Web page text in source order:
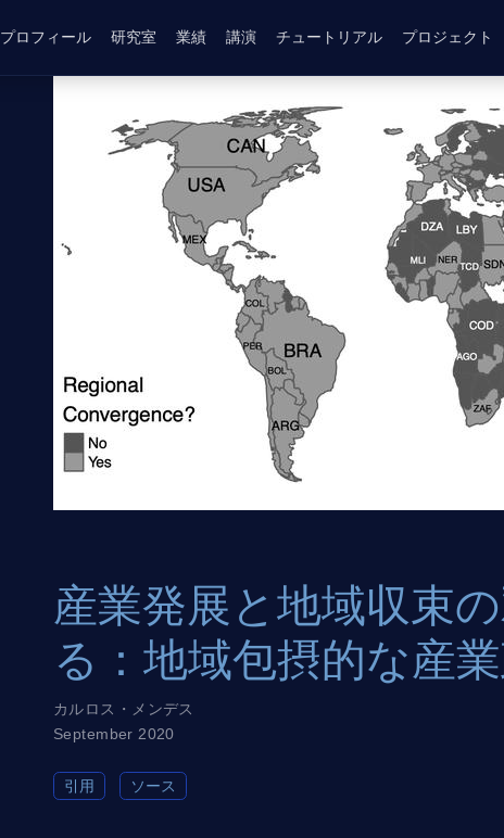
プロフィール 研究室 業績 講演 チュートリアル プロジェクト
産業発展と地域収束
る：地域包摂的な産
カルロス・メンデス
September 2020
引用 ソース